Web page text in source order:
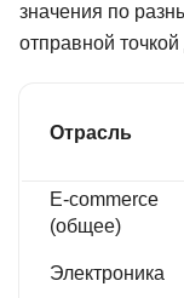
значения по
отправной
Отрасль
E-commerce
(общее)
Электроника